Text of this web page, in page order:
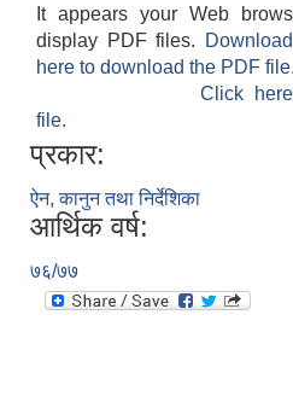
It appears your Web
display PDF files.
here to download the PDF file.
Click
file.
प्रकार:
ऐन, कानुन तथा निर्देशिका
आर्थिक वर्ष:
७६/७७